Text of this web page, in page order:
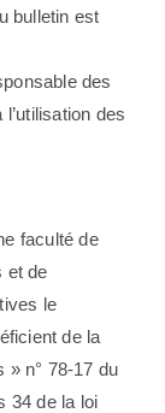
bulletin est
des
des
faculté de
et de
le
de la
» n° 78-17 du
34 de la loi